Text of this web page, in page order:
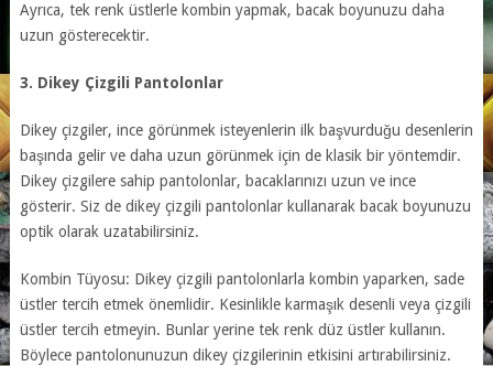
Ayrıca, tek renk üstlerle kombin yapmak, bacak boyunuzu daha
uzun gösterecektir.
3. Dikey Çizgili Pantolonlar
Dikey çizgiler, ince görünmek isteyenlerin ilk başvurduğu desenlerin
başında gelir ve daha uzun görünmek için de klasik bir yöntemdir.
Dikey çizgilere sahip pantolonlar, bacaklarınızı uzun ve ince
gösterir. Siz de dikey çizgili pantolonlar kullanarak bacak boyunuzu
optik olarak uzatabilirsiniz.
Kombin Tüyosu: Dikey çizgili pantolonlarla kombin yaparken, sade
üstler tercih etmek önemlidir. Kesinlikle karmaşık desenli veya çizgili
üstler tercih etmeyin. Bunlar yerine tek renk düz üstler kullanın.
Böylece pantolonunuzun dikey çizgilerinin etkisini artırabilirsiniz.